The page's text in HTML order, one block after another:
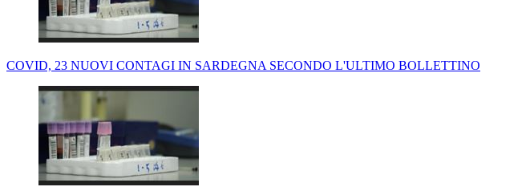
COVID, 23 NUOVI CONTAGI IN SARDEGNA SECONDO L'ULTIMO BOLLETTINO